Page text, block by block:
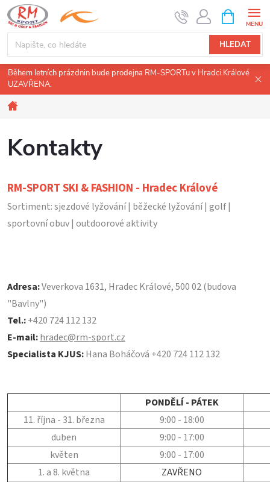
Přejít
na
obsah
HLEDAT
NÁKUPNÍ
KOŠÍK
Během letních prázdnin bude prodejna RM-SPORTu v Hradci Králové
UZAVŘENA.
Kontakty
RM-SPORT SKI & FASHION - Hradec Králové
Sortiment: sjezdové lyžování | běžecké lyžování | golf |
sportovní obuv | outdoorové aktivity
Adresa:Veverkova 1631, Hradec Králové, 500 02 (budova
"Bavlny")
Tel.:+420 724 112 132
E-mail:hradec@rm-sport.cz
Specialista KJUS:Hana Boháčová +420 724 112 132
PONDĚLÍ - PÁTEK
11. října - 31. března
9:00 - 18:00
duben
9:00 - 17:00
květen
9:00 - 17:00
1. a 8. května
ZAVŘENO